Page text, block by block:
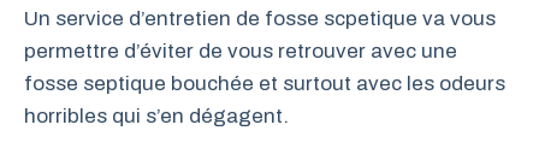
Un service d’entretien de fosse scpetique va vous
permettre d’éviter de vous retrouver avec une
fosse septique bouchée et surtout avec les odeurs
horribles qui s’en dégagent.